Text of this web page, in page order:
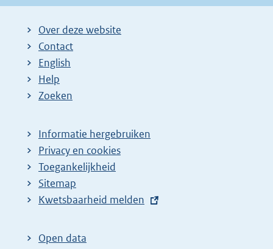
Over deze website
Contact
English
Help
Zoeken
Informatie hergebruiken
Privacy en cookies
Toegankelijkheid
Sitemap
E
t
Kwetsbaarheid melden
Open data